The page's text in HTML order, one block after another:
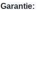
Garantie: